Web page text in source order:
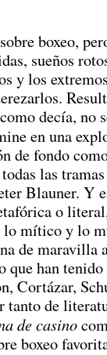
boxeo,
sueños
y los
decía, no
en una
de fondo
las
Blauner. Y
o
mítico y lo
de maravilla
que han
Cortázar,
tanto de
de casino
boxeo